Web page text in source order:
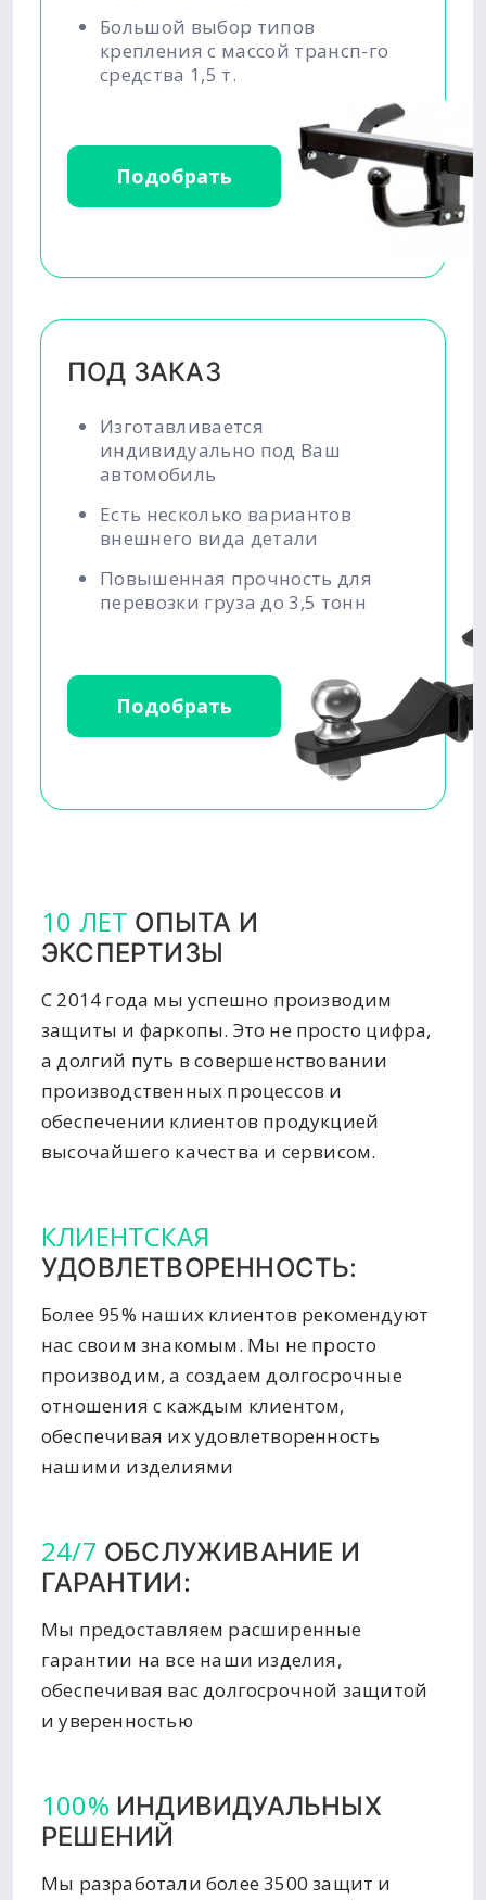
Большой выбор типов
крепления с массой трансп-го
средства 1,5 т.
Подобрать
ПОД ЗАКАЗ
Изготавливается
индивидуально под Ваш
автомобиль
Есть несколько вариантов
внешнего вида детали
Повышенная прочность для
перевозки груза до 3,5 тонн
Подобрать
10 ЛЕТ ОПЫТА И
ЭКСПЕРТИЗЫ
С 2014 года мы успешно производим
защиты и фаркопы. Это не просто цифра,
а долгий путь в совершенствовании
производственных процессов и
обеспечении клиентов продукцией
высочайшего качества и сервисом.
КЛИЕНТСКАЯ
УДОВЛЕТВОРЕННОСТЬ:
Более 95% наших клиентов рекомендуют
нас своим знакомым. Мы не просто
производим, а создаем долгосрочные
отношения с каждым клиентом,
обеспечивая их удовлетворенность
нашими изделиями
24/7 ОБСЛУЖИВАНИЕ И
ГАРАНТИИ:
Мы предоставляем расширенные
гарантии на все наши изделия,
обеспечивая вас долгосрочной защитой
и уверенностью
100% ИНДИВИДУАЛЬНЫХ
РЕШЕНИЙ
Мы разработали более 3500 защит и